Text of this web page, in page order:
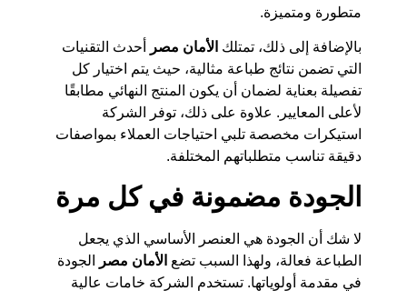
متطورة ومتميزة.
بالإضافة إلى ذلك، تمتلك الأمان مصر
أحدث التقنيات
التي تضمن نتائج طباعة مثالية، حيث يتم اختيار كل
تفصيلة بعناية لضمان أن يكون المنتج النهائي مطابقًا
لأعلى المعايير. علاوة على ذلك، توفر الشركة
استيكرات مخصصة تلبي احتياجات العملاء بمواصفات
دقيقة تناسب متطلباتهم المختلفة.
الجودة مضمونة في كل مرة
لا شك أن الجودة هي العنصر الأساسي الذي يجعل
الطباعة فعالة، ولهذا السبب تضع الأمان مصر
الجودة
في مقدمة أولوياتها. تستخدم الشركة خامات عالية